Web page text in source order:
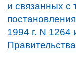
и связанных с
1994 г. N 1264